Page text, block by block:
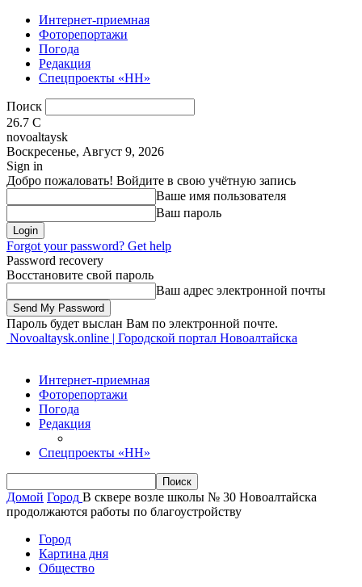
Интернет-приемная
Фоторепортажи
Погода
Редакция
Спецпроекты «НН»
Поиск
26.7 C
novoaltaysk
Воскресенье, Август 9, 2026
Sign in
Добро пожаловать! Войдите в свою учётную запись
Ваше имя пользователя
Ваш пароль
Forgot your password? Get help
Password recovery
Восстановите свой пароль
Ваш адрес электронной почты
Пароль будет выслан Вам по электронной почте.
Novoaltaysk.online | Городской портал Новоалтайска
Интернет-приемная
Фоторепортажи
Погода
Редакция
Спецпроекты «НН»
Домой Город В сквере возле школы № 30 Новоалтайска
продолжаются работы по благоустройству
Город
Картина дня
Общество